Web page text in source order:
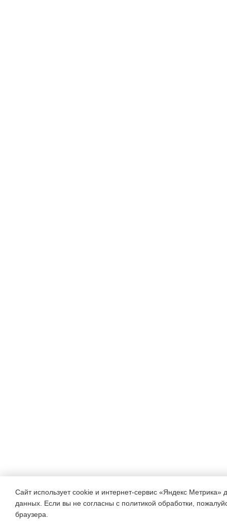
Сайт использует cookie и интернет-сервис «Яндекс Метрика»
данных. Если вы не согласны с политикой обработки,
браузера.